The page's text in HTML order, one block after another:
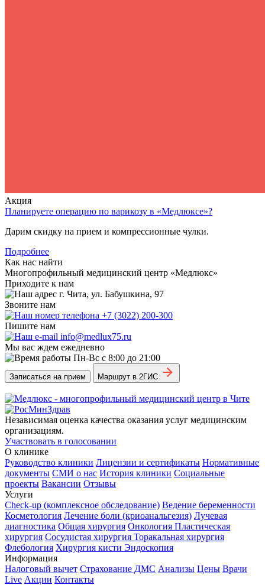
Акция
Планируете операцию по варикозу в «Медлюксе»?
Дарим скидку на прием и компрессионные чулки.
Подробнее
Как нас найти
Многопрофильный медицинский центр «Медлюкс»
Приходите к нам
г. Чита, ул. Бабушкина, 97
Звоните нам
+7 (3022) 200-300
Пишите нам
info@medlux75.ru
Мы вас ждем ежедневно
Пн-Вс с 8:00 до 21:00
Записаться на прием Маршрут в 2ГИС
Независимая оценка качества оказания услуг медицинским
организациям.
Участвовать в голосовании
О клинике
Руководство клиники Лицензии и сертификаты Нормативные
документы СМИ о нас История клиники Социальные
проекты Вакансии Отзывы
Услуги
Check-up (комплексное обследование) Ведение беременности
Косметология Лечение боли (криоанальгезия) Лучевая
диагностика Общая хирургия Онкология Пластическая
хирургия Сосудистая хирургия Торакальная хирургия
Флебология Хирургия кисти Эндоскопия
Информация
Налоговый вычет Страхование ДМС Анализы Цены Врачи
Live Акции Контакты